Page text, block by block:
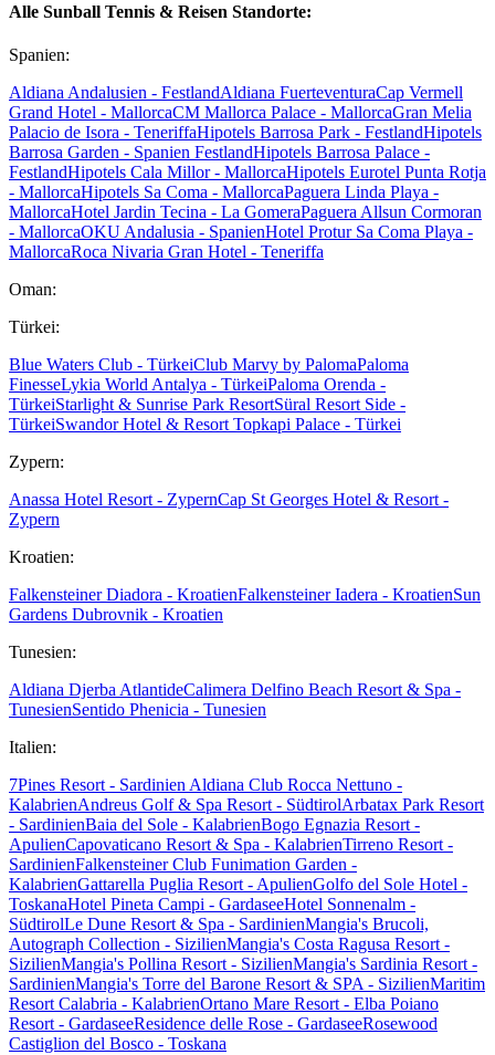
Alle Sunball Tennis & Reisen Standorte:
Spanien:
Aldiana Andalusien - FestlandAldiana FuerteventuraCap Vermell
Grand Hotel - MallorcaCM Mallorca Palace - MallorcaGran Melia
Palacio de Isora - TeneriffaHipotels Barrosa Park - FestlandHipotels
Barrosa Garden - Spanien FestlandHipotels Barrosa Palace -
FestlandHipotels Cala Millor - MallorcaHipotels Eurotel Punta Rotja
- MallorcaHipotels Sa Coma - MallorcaPaguera Linda Playa -
MallorcaHotel Jardin Tecina - La GomeraPaguera Allsun Cormoran
- MallorcaOKU Andalusia - SpanienHotel Protur Sa Coma Playa -
MallorcaRoca Nivaria Gran Hotel - Teneriffa
Oman:
Türkei:
Blue Waters Club - TürkeiClub Marvy by PalomaPaloma
FinesseLykia World Antalya - TürkeiPaloma Orenda -
TürkeiStarlight & Sunrise Park ResortSüral Resort Side -
TürkeiSwandor Hotel & Resort Topkapi Palace - Türkei
Zypern:
Anassa Hotel Resort - ZypernCap St Georges Hotel & Resort -
Zypern
Kroatien:
Falkensteiner Diadora - KroatienFalkensteiner Iadera - KroatienSun
Gardens Dubrovnik - Kroatien
Tunesien:
Aldiana Djerba AtlantideCalimera Delfino Beach Resort & Spa -
TunesienSentido Phenicia - Tunesien
Italien:
7Pines Resort - Sardinien Aldiana Club Rocca Nettuno -
KalabrienAndreus Golf & Spa Resort - SüdtirolArbatax Park Resort
- SardinienBaia del Sole - KalabrienBogo Egnazia Resort -
ApulienCapovaticano Resort & Spa - KalabrienTirreno Resort -
SardinienFalkensteiner Club Funimation Garden -
KalabrienGattarella Puglia Resort - ApulienGolfo del Sole Hotel -
ToskanaHotel Pineta Campi - GardaseeHotel Sonnenalm -
SüdtirolLe Dune Resort & Spa - SardinienMangia's Brucoli,
Autograph Collection - SizilienMangia's Costa Ragusa Resort -
SizilienMangia's Pollina Resort - SizilienMangia's Sardinia Resort -
SardinienMangia's Torre del Barone Resort & SPA - SizilienMaritim
Resort Calabria - KalabrienOrtano Mare Resort - Elba Poiano
Resort - GardaseeResidence delle Rose - GardaseeRosewood
Castiglion del Bosco - Toskana